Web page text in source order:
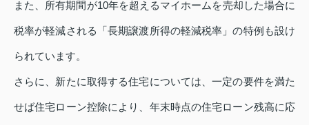
また、所有期間が10年を超えるマイホームを売却した場合に
税率が軽減される「長期譲渡所得の軽減税率」の特例も設け
られています。
さらに、新たに取得する住宅については、一定の要件を満た
せば住宅ローン控除により、年末時点の住宅ローン残高に応